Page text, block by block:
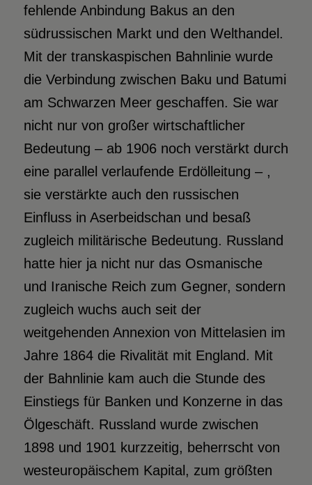
fehlende Anbindung Bakus an den
südrussischen Markt und den Welthandel.
Mit der transkaspischen Bahnlinie wurde
die Verbindung zwischen Baku und Batumi
am Schwarzen Meer geschaffen. Sie war
nicht nur von großer wirtschaftlicher
Bedeutung – ab 1906 noch verstärkt durch
eine parallel verlaufende Erdölleitung – ,
sie verstärkte auch den russischen
Einfluss in Aserbeidschan und besaß
zugleich militärische Bedeutung. Russland
hatte hier ja nicht nur das Osmanische
und Iranische Reich zum Gegner, sondern
zugleich wuchs auch seit der
weitgehenden Annexion von Mittelasien im
Jahre 1864 die Rivalität mit England. Mit
der Bahnlinie kam auch die Stunde des
Einstiegs für Banken und Konzerne in das
Ölgeschäft. Russland wurde zwischen
1898 und 1901 kurzzeitig, beherrscht von
westeuropäischem Kapital, zum größten